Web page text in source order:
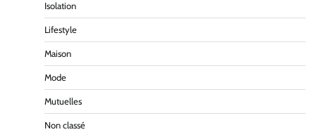
Isolation
Lifestyle
Maison
Mode
Mutuelles
Non classé